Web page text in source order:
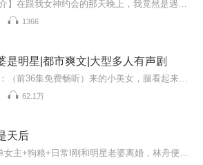
1366
是明星|都市爽文|大型多人有声剧
62.1万
天后